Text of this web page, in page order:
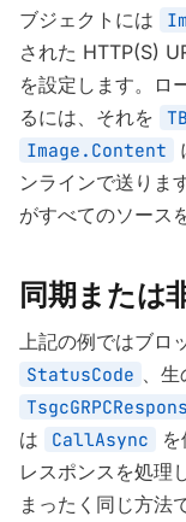
ブジェクトには
された HTTP(S)
を設定します。ロ
るには、それを
Image.Content
ンラインで送りま
がすべてのソース
同期または
上記の例ではブロ
StatusCode 、
は
CallAsync を
レスポンスを処理
まったく同じ方法